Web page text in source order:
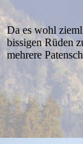
Da es wohl
bissigen Rüden
mehrere